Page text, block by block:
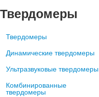
Твердомеры
Твердомеры
Динамические твердомеры
Ультразвуковые твердомеры
Комбинированные
твердомеры